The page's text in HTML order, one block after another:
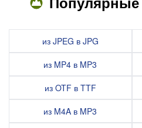
из JPEG в JPG
из MP4 в MP3
из OTF в TTF
из M4A в MP3